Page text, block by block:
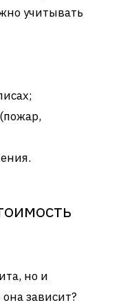
учитывать
но и
зависит?